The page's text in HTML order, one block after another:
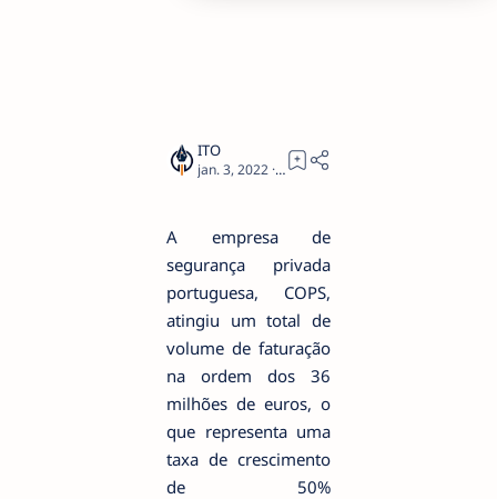
2
A empresa de
segurança privada
portuguesa, COPS,
atingiu um total de
volume de faturação
na ordem dos 36
milhões de euros, o
que representa uma
taxa de crescimento
de 50%